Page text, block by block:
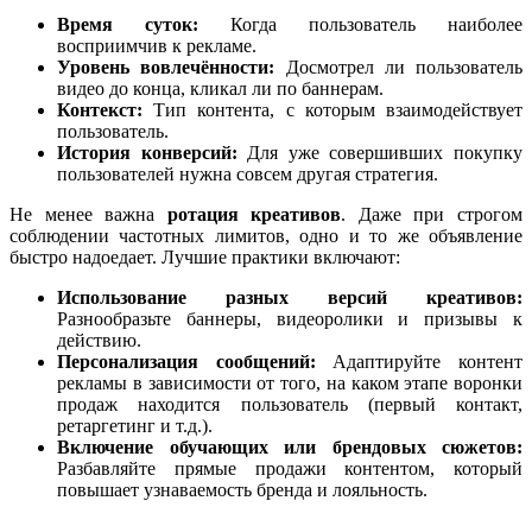
Время суток: Когда пользователь наиболее
восприимчив к рекламе.
Уровень вовлечённости: Досмотрел ли пользователь
видео до конца, кликал ли по баннерам.
Контекст: Тип контента, с которым взаимодействует
пользователь.
История конверсий: Для уже совершивших покупку
пользователей нужна совсем другая стратегия.
Не менее важна ротация креативов. Даже при строгом
соблюдении частотных лимитов, одно и то же объявление
быстро надоедает. Лучшие практики включают:
Использование разных версий креативов:
Разнообразьте баннеры, видеоролики и призывы к
действию.
Персонализация сообщений: Адаптируйте контент
рекламы в зависимости от того, на каком этапе воронки
продаж находится пользователь (первый контакт,
ретаргетинг и т.д.).
Включение обучающих или брендовых сюжетов:
Разбавляйте прямые продажи контентом, который
повышает узнаваемость бренда и лояльность.